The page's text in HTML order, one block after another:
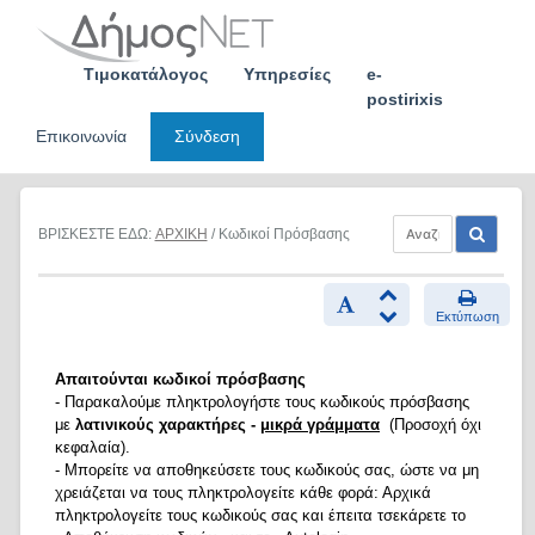
Τιμοκατάλογος Υπηρεσίες
e-
postirixis
Επικοινωνία
Σύνδεση
ΒΡΙΣΚΕΣΤΕ ΕΔΩ: ΑΡΧΙΚΗ / Κωδικοί Πρόσβασης
Εκτύπωση
Απαιτούνται κωδικοί πρόσβασης
- Παρακαλούμε πληκτρολογήστε τους κωδικούς πρόσβασης
με λατινικούς χαρακτήρες - μικρά γράμματα (Προσοχή όχι
κεφαλαία).
- Μπορείτε να αποθηκεύσετε τους κωδικούς σας, ώστε να μη
χρειάζεται να τους πληκτρολογείτε κάθε φορά: Αρχικά
πληκτρολογείτε τους κωδικούς σας και έπειτα τσεκάρετε το